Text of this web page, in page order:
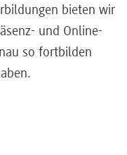
bieten wir
und Online-
so fortbilden